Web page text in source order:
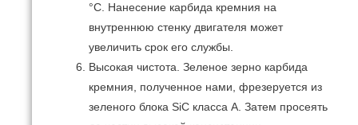
°С. Нанесение карбида кремния на
внутреннюю стенку двигателя может
увеличить срок его службы.
Высокая чистота.Зеленое зерно карбида
кремния, полученное нами, фрезеруется из
зеленого блока SiC класса А.Затем просеять